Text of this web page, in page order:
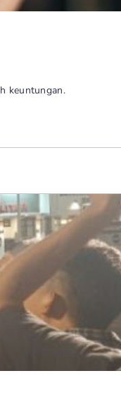
keuntungan.